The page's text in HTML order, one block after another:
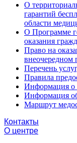
О
гарантий
области
О Программе
оказания
Право на
внеочередном
Перечень
Правила
Информация о
Информация
Маршрут
Контакты
О центре